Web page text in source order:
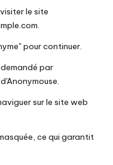
le site
pour continuer.
par
sur le site web
ce qui garantit